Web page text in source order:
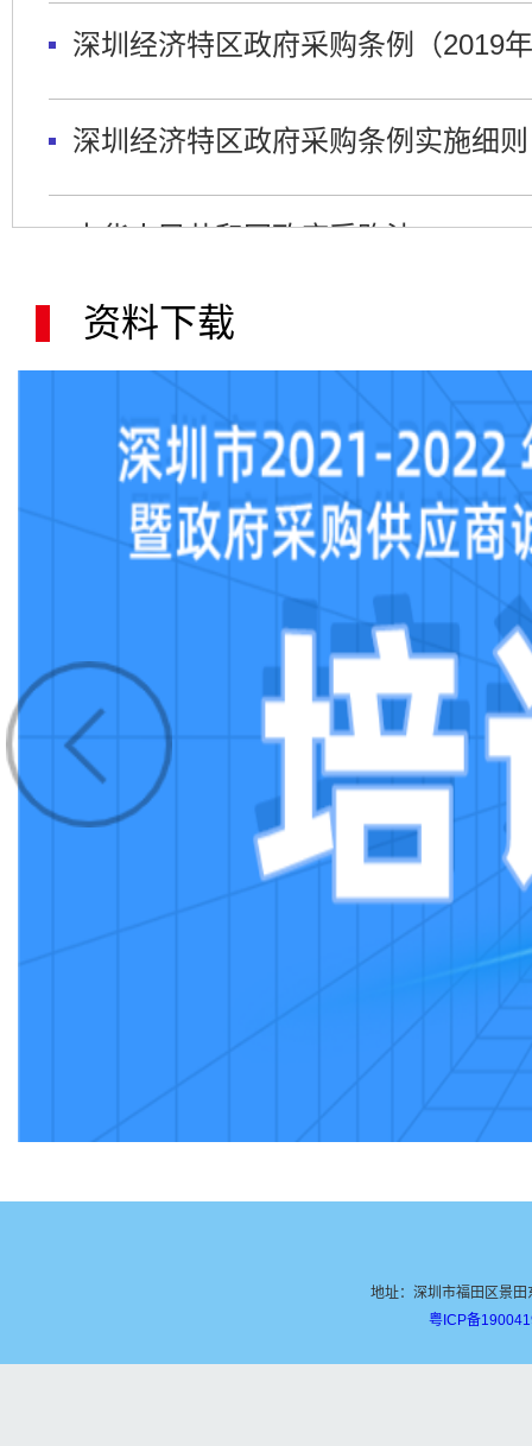
政府购买服务管理办法
深圳经济特区政府采购条例（2019
深圳经济特区政府采购条例实施细则
中华人民共和国政府采购法
中华人民共和国政府采购法实施条例
政府采购货物和服务招标投标管理
政府采购质疑和投诉办法
政府采购信息发布管理办法
政府购买服务管理办法
资料下载
地址：深圳市福田区景
粤ICP备